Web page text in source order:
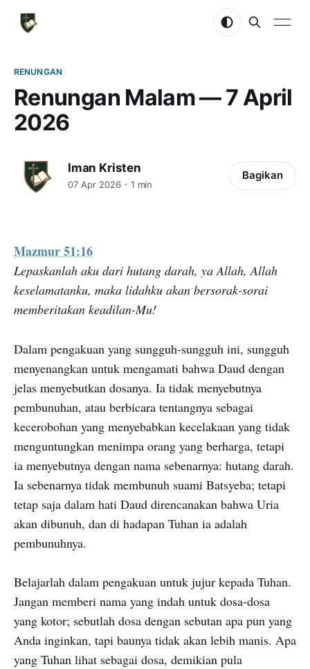
RENUNGAN
Renungan Malam — 7 April
2026
Iman Kristen
07 Apr 2026 1 min
Bagikan
Mazmur 51:16
Lepaskanlah aku dari hutang darah, ya Allah, Allah
keselamatanku, maka lidahku akan bersorak-sorai
memberitakan keadilan-Mu!
Dalam pengakuan yang sungguh-sungguh ini, sungguh
menyenangkan untuk mengamati bahwa Daud dengan
jelas menyebutkan dosanya. Ia tidak menyebutnya
pembunuhan, atau berbicara tentangnya sebagai
kecerobohan yang menyebabkan kecelakaan yang tidak
menguntungkan menimpa orang yang berharga, tetapi
ia menyebutnya dengan nama sebenarnya: hutang darah.
Ia sebenarnya tidak membunuh suami Batsyeba; tetapi
tetap saja dalam hati Daud direncanakan bahwa Uria
akan dibunuh, dan di hadapan Tuhan ia adalah
pembunuhnya.
Belajarlah dalam pengakuan untuk jujur ​​kepada Tuhan.
Jangan memberi nama yang indah untuk dosa-dosa
yang kotor; sebutlah dosa dengan sebutan apa pun yang
Anda inginkan, tapi baunya tidak akan lebih manis. Apa
yang Tuhan lihat sebagai dosa, demikian pula